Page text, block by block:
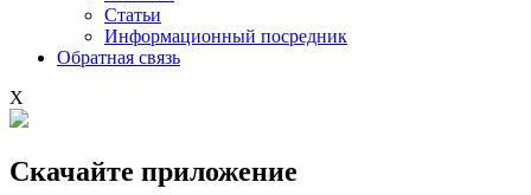
Статьи
Информационный посредник
Обратная связь
X
Скачайте приложение